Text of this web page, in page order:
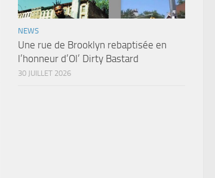
NEWS
Une rue de Brooklyn rebaptisée en
l’honneur d’Ol’ Dirty Bastard
30 JUILLET 2026